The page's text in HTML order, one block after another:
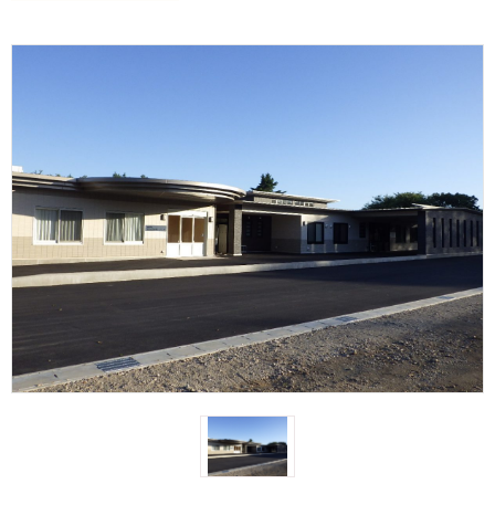
027-363-8555
メールでの
お問い合わせはこちら